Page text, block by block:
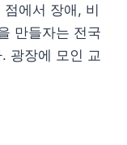
에서 장애, 비
만들자는 전국
광장에 모인 교